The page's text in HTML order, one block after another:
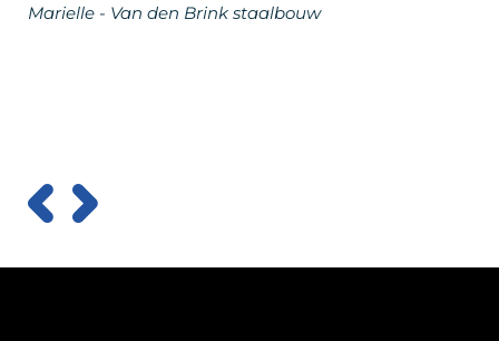
Marielle - Van den Brink staalbouw